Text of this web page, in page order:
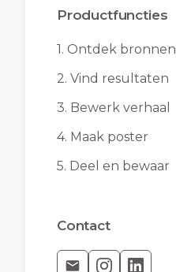
Productfuncties
1. Ontdek bronnen
2. Vind resultaten
3. Bewerk verhaal
4. Maak poster
5. Deel en bewaar
Contact